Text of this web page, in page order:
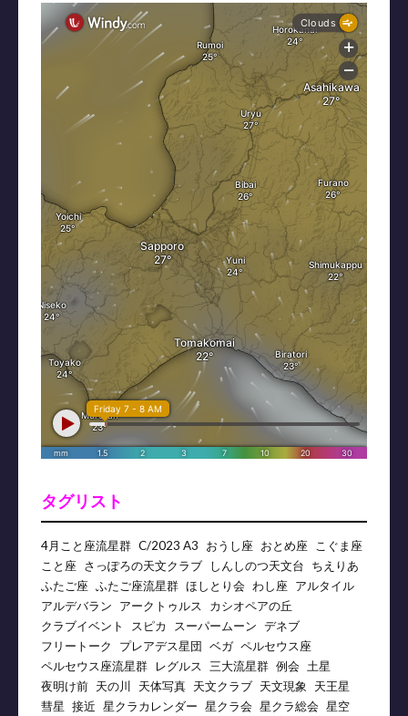
タグリスト
4月こと座流星群 C/2023 A3 おうし座 おとめ座
こぐま座
こと座 さっぽろの天文クラブ しんしのつ天文台
ちえりあ
ふたご座 ふたご座流星群 ほしとり会 わし座 アルタイル
アルデバラン
アークトゥルス
カシオペアの丘
クラブイベント
スピカ スーパームーン デネブ
フリートーク
プレアデス星団 ベガ ペルセウス座
ペルセウス座流星群
レグルス 三大流星群 例会
土星
夜明け前 天の川 天体写真 天文クラブ 天文現象
天王星
彗星 接近 星クラカレンダー 星クラ会 星クラ総会 星空